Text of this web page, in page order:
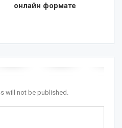
онлайн формате
will not be published.